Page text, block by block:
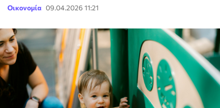
Οικονομία 09.04.2026 11:21